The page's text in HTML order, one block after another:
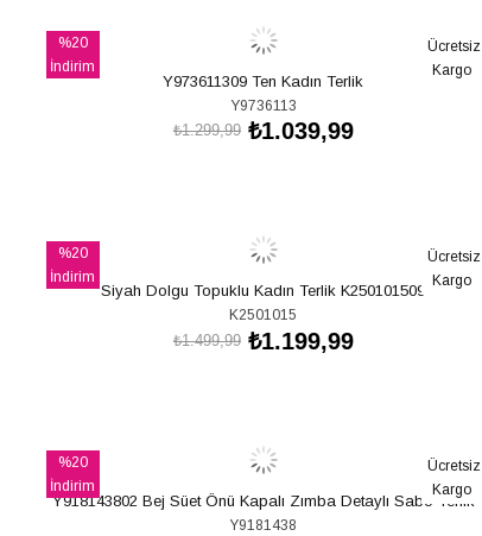
%20
İndirim
Ücretsiz
Kargo
Y973611309 Ten Kadın Terlik
Y9736113
₺1.039,99
₺1.299,99
%20
İndirim
%20İndirim
Ücretsiz
Kargo
Siyah Dolgu Topuklu Kadın Terlik K250101509
K2501015
₺1.199,99
₺1.499,99
%20
İndirim
%20İndirim
Ücretsiz
Kargo
Y918143802 Bej Süet Önü Kapalı Zımba Detaylı Sabo Terlik
Y9181438